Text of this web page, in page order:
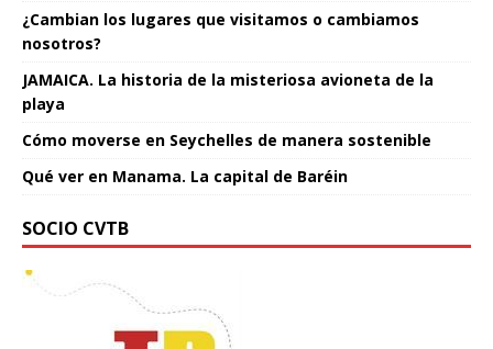
¿Cambian los lugares que visitamos o cambiamos
nosotros?
JAMAICA. La historia de la misteriosa avioneta de la
playa
Cómo moverse en Seychelles de manera sostenible
Qué ver en Manama. La capital de Baréin
SOCIO CVTB